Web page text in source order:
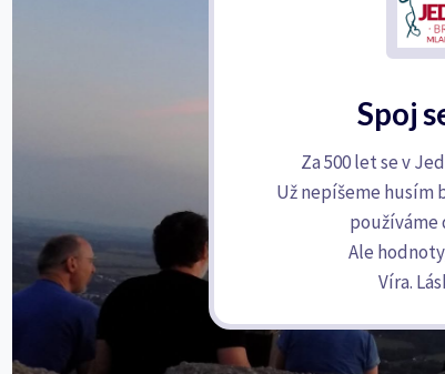
Spoj
Za 500 let se v
Už nepíšeme husím
Ale
Víra.